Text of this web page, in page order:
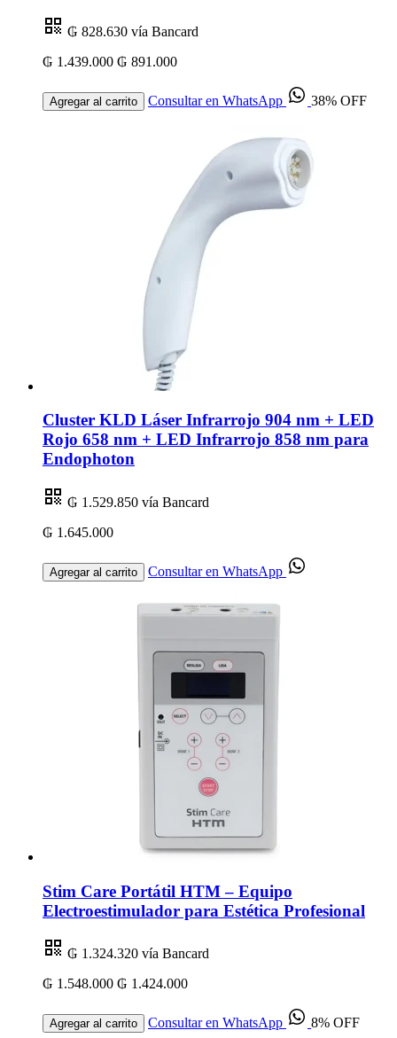
₲ 828.630 vía Bancard
₲ 1.439.000 ₲ 891.000
Agregar al carrito Consultar en WhatsApp 38% OFF
Cluster KLD Láser Infrarrojo 904 nm + LED
Rojo 658 nm + LED Infrarrojo 858 nm para
Endophoton
₲ 1.529.850 vía Bancard
₲ 1.645.000
Agregar al carrito Consultar en WhatsApp
Stim Care Portátil HTM – Equipo
Electroestimulador para Estética Profesional
₲ 1.324.320 vía Bancard
₲ 1.548.000 ₲ 1.424.000
Agregar al carrito Consultar en WhatsApp 8% OFF